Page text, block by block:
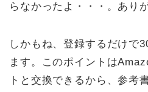
らなかったよ・・・。あり
しかもね、登録するだけで
ます。このポイントは
トと交換できるから、参考